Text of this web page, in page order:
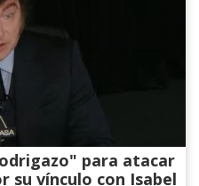
para atacar
su vínculo con Isabel